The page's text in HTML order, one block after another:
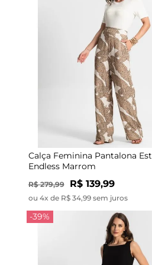
Calça Feminina Pantalona
Endless Marrom
R$ 279,99 R$ 139,99
ou 4x de R$ 34,99 sem juros
-39%